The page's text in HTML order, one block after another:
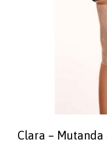
Clara –